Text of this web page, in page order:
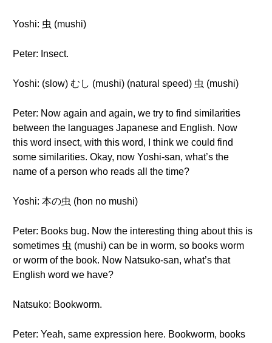
Yoshi: 虫 (mushi)
Peter: Insect.
Yoshi: (slow) むし (mushi) (natural speed) 虫 (mushi)
Peter: Now again and again, we try to find similarities
between the languages Japanese and English. Now
this word insect, with this word, I think we could find
some similarities. Okay, now Yoshi-san, what’s the
name of a person who reads all the time?
Yoshi: 本の虫 (hon no mushi)
Peter: Books bug. Now the interesting thing about this is
sometimes 虫 (mushi) can be in worm, so books worm
or worm of the book. Now Natsuko-san, what’s that
English word we have?
Natsuko: Bookworm.
Peter: Yeah, same expression here. Bookworm, books